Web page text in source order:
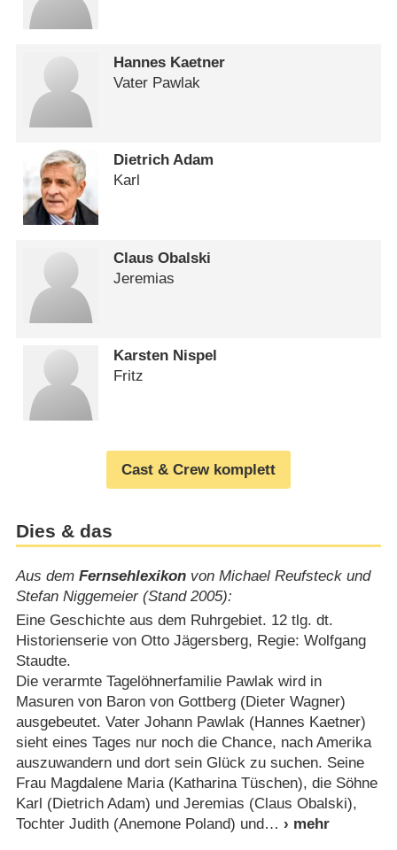
Hannes Kaetner
Vater Pawlak
Dietrich Adam
Karl
Claus Obalski
Jeremias
Karsten Nispel
Fritz
Cast & Crew komplett
Dies & das
Aus dem Fernsehlexikonvon Michael Reufsteck und
Stefan Niggemeier (Stand 2005):
Eine Geschichte aus dem Ruhrgebiet. 12 tlg. dt.
Historienserie von Otto Jägersberg, Regie: Wolfgang
Staudte.
Die verarmte Tagelöhnerfamilie Pawlak wird in
Masuren von Baron von Gottberg (Dieter Wagner)
ausgebeutet. Vater Johann Pawlak (Hannes Kaetner)
sieht eines Tages nur noch die Chance, nach Amerika
auszuwandern und dort sein Glück zu suchen. Seine
Frau Magdalene Maria (Katharina Tüschen), die Söhne
Karl (Dietrich Adam) und Jeremias (Claus Obalski),
Tochter Judith (Anemone Poland) und